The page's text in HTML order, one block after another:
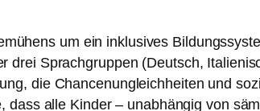
um ein inklusives
drei Sprachgruppen (Deutsch,
die Chancenungleichheiten und
alle Kinder – unabhängig von